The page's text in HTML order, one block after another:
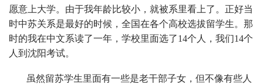
愿意上大学。由于我年龄比较小，就被系里看上了。正好当
时中苏关系是最好的时候，全国在各个高校选拔留学生。那
时的我在中文系读了一年，学校里面选了14个人，我们14个
人到沈阳考试。
虽然留苏学生里面有一些是老干部子女，但不像有些人